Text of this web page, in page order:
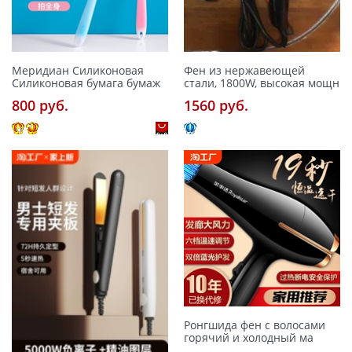
Меридиан Силиконовая
Силиконовая бумага бумаж
800 pуб.
Фен из нержавеющей
стали, 1800W, высокая мощн
1560 pуб.
Ронгшида фен с волосами
горячий и холодный ма